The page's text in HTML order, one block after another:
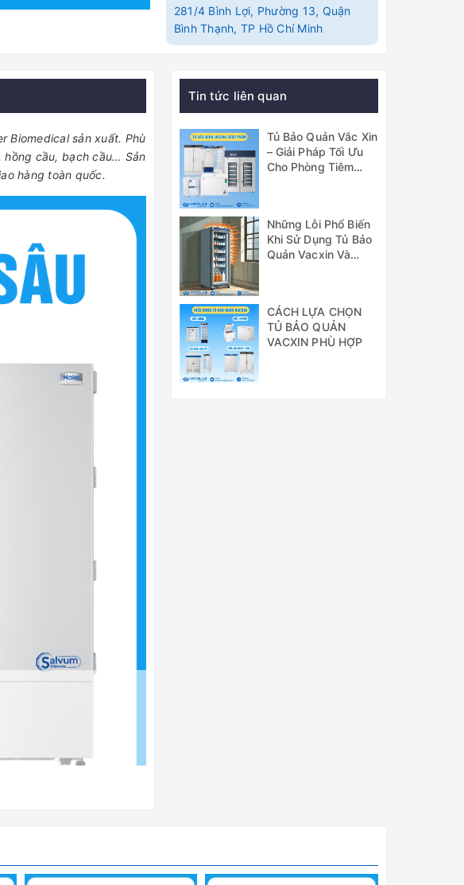
281/4 Bình Lợi, Phường 13, Quận
Bình Thạnh, TP Hồ Chí Minh
Biomedical sản xuất. Phù
hồng cầu, bạch cầu… Sản
hàng toàn quốc.
Tin tức liên quan
Tủ Bảo Quản Vắc Xin
– Giải Pháp Tối Ưu
Cho Phòng Tiêm
Những Lỗi Phổ Biến
Khi Sử Dụng Tủ Bảo
Quản Vacxin Và
CÁCH LỰA CHỌN
TỦ BẢO QUẢN
VACXIN PHÙ HỢP